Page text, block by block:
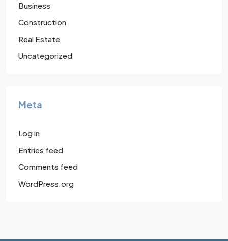
Business
Construction
Real Estate
Uncategorized
Meta
Log in
Entries feed
Comments feed
WordPress.org